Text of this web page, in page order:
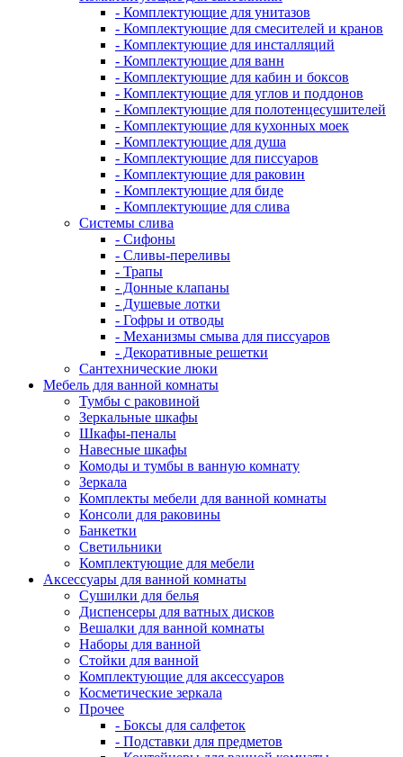
- Комплектующие для унитазов
- Комплектующие для смесителей и кранов
- Комплектующие для инсталляций
- Комплектующие для ванн
- Комплектующие для кабин и боксов
- Комплектующие для углов и поддонов
- Комплектующие для полотенцесушителей
- Комплектующие для кухонных моек
- Комплектующие для душа
- Комплектующие для писсуаров
- Комплектующие для раковин
- Комплектующие для биде
- Комплектующие для слива
Системы слива
- Сифоны
- Сливы-переливы
- Трапы
- Донные клапаны
- Душевые лотки
- Гофры и отводы
- Механизмы смыва для писсуаров
- Декоративные решетки
Сантехнические люки
Мебель для ванной комнаты
Тумбы с раковиной
Зеркальные шкафы
Шкафы-пеналы
Навесные шкафы
Комоды и тумбы в ванную комнату
Зеркала
Комплекты мебели для ванной комнаты
Консоли для раковины
Банкетки
Светильники
Комплектующие для мебели
Аксессуары для ванной комнаты
Сушилки для белья
Диспенсеры для ватных дисков
Вешалки для ванной комнаты
Наборы для ванной
Стойки для ванной
Комплектующие для аксессуаров
Косметические зеркала
Прочее
- Боксы для салфеток
- Подставки для предметов